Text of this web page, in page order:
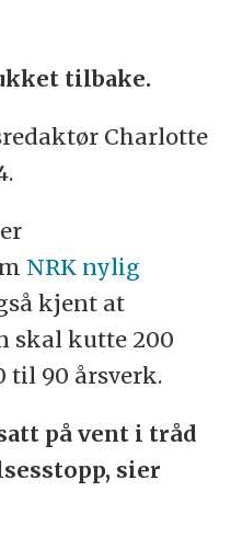
tilbake.
Charlotte
NRK nylig
kjent at
skal kutte 200
til 90 årsverk.
på vent i tråd
sier